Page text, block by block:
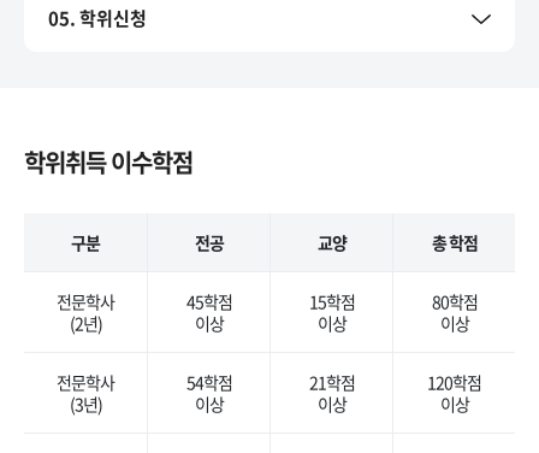
05. 학위신청
학위취득 이수학점
구분 전공 교양 총 학점
전문학사
(2년)
45학점
이상
15학점
이상
80학점
이상
전문학사
(3년)
54학점
이상
21학점
이상
120학점
이상